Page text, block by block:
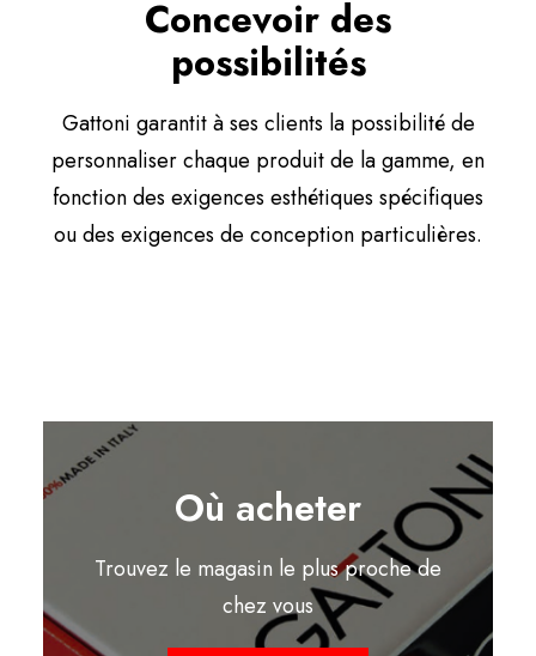
Concevoir des
possibilités
Gattoni garantit à ses clients la possibilité de
personnaliser chaque produit de la gamme, en
fonction des exigences esthétiques spécifiques
ou des exigences de conception particulières.
Où acheter
Trouvez le magasin le plus proche de
chez vous